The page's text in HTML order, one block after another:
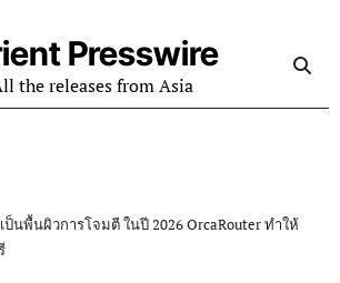
Presswire
the releases from Asia
ป็นพื้นผิวการโจมตี ในปี 2026 OrcaRouter ทำให้